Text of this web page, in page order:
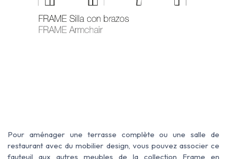
Pour aménager une terrasse complète ou une salle de
restaurant avec du mobilier design, vous pouvez associer ce
fauteuil aux autres meubles de la collection Frame en